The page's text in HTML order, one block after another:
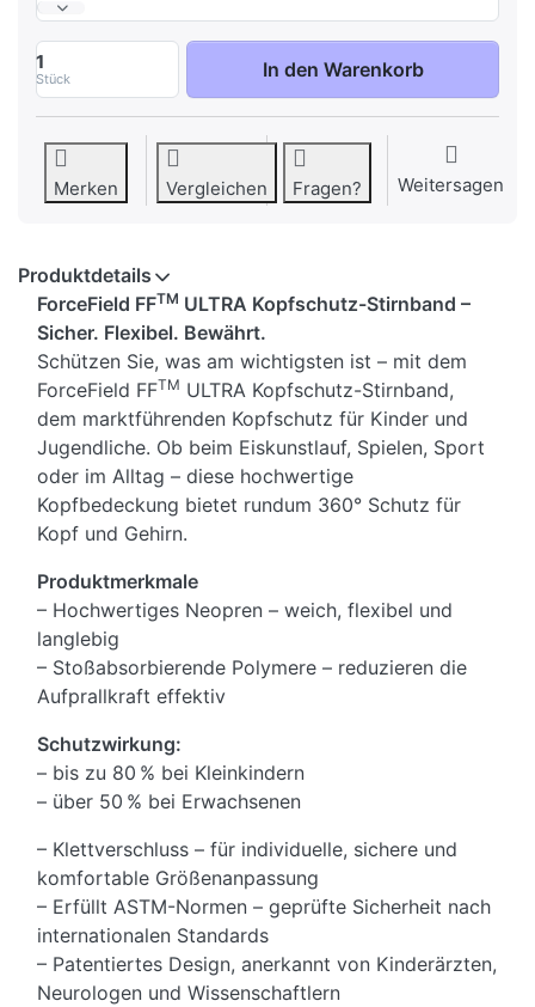
1
Stück
Kopfschutz-Stirnband zu 34,50 €,
In den Warenkorb
Merken Vergleichen Fragen? Weitersagen
Produktdetails
ForceField FFTM ULTRA Kopfschutz-Stirnband –
Sicher. Flexibel. Bewährt.
Schützen Sie, was am wichtigsten ist – mit dem
ForceField FFTM ULTRA Kopfschutz-Stirnband,
dem marktführenden Kopfschutz für Kinder und
Jugendliche. Ob beim Eiskunstlauf, Spielen, Sport
oder im Alltag – diese hochwertige
Kopfbedeckung bietet rundum 360° Schutz für
Kopf und Gehirn.
Produktmerkmale
– Hochwertiges Neopren – weich, flexibel und
langlebig
– Stoßabsorbierende Polymere – reduzieren die
Aufprallkraft effektiv
Schutzwirkung:
– bis zu 80 % bei Kleinkindern
– über 50 % bei Erwachsenen
– Klettverschluss – für individuelle, sichere und
komfortable Größenanpassung
– Erfüllt ASTM-Normen – geprüfte Sicherheit nach
internationalen Standards
– Patentiertes Design, anerkannt von Kinderärzten,
Neurologen und Wissenschaftlern